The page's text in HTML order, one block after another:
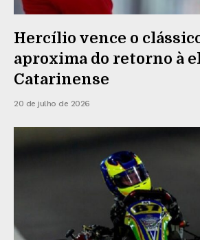
Hercílio vence o
aproxima do retorno à
Catarinense
20 de julho de 2026